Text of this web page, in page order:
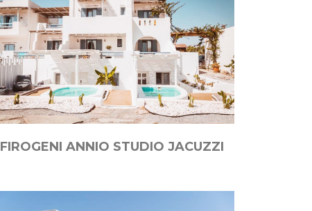
FIROGENI ANNIO STUDIO JACUZZI